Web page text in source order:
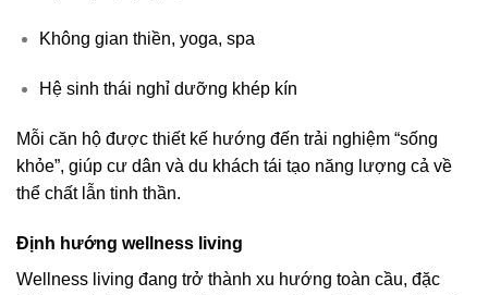
Không gian thiền, yoga, spa
Hệ sinh thái nghỉ dưỡng khép kín
Mỗi căn hộ được thiết kế hướng đến trải nghiệm “sống
khỏe”, giúp cư dân và du khách tái tạo năng lượng cả về
thể chất lẫn tinh thần.
Định hướng wellness living
Wellness living đang trở thành xu hướng toàn cầu, đặc